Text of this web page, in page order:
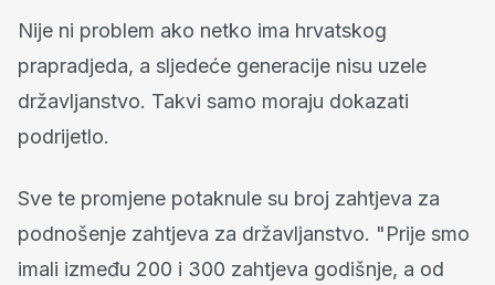
Nije ni problem ako netko ima hrvatskog
prapradjeda, a sljedeće generacije nisu uzele
državljanstvo. Takvi samo moraju dokazati
podrijetlo.
Sve te promjene potaknule su broj zahtjeva za
podnošenje zahtjeva za državljanstvo. "Prije smo
imali između 200 i 300 zahtjeva godišnje, a od